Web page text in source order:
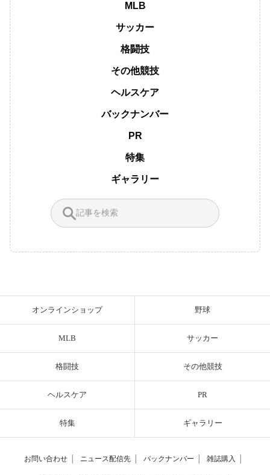
MLB
サッカー
格闘技
その他競技
ヘルスケア
バックナンバー
PR
特集
ギャラリー
オンラインショップ 野球
MLB サッカー
格闘技 その他競技
ヘルスケア PR
特集 ギャラリー
お問い合わせ ニュース配信先 バックナンバー 雑誌購入